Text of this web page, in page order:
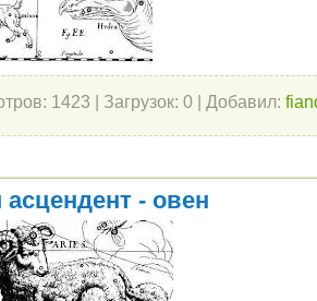
1423 Загрузок: 0 Добавил:
- овен